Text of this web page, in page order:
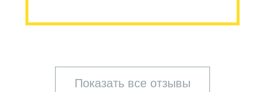
Показать все отзывы